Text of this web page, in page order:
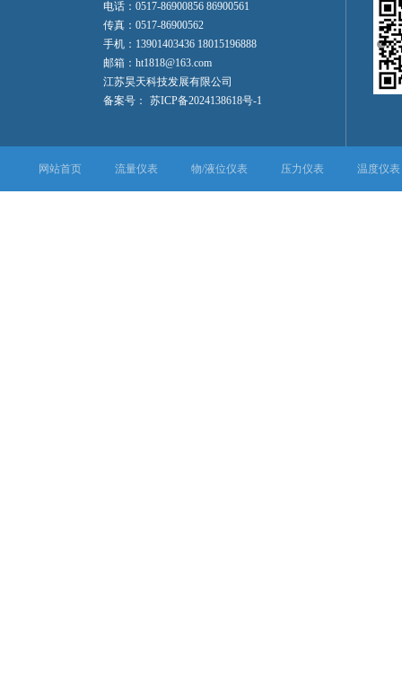
电话：0517-86900856 86900561
传真：0517-86900562
手机：13901403436 18015196888
邮箱：ht1818@163.com
江苏昊天科技发展有限公司
备案号：
苏ICP备2024138618号-1
网站首页 流量仪表 物/液位仪表 压力仪表 温度仪表